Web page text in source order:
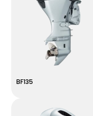
BF135